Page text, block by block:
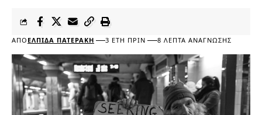
ΑΠΌ ΕΛΠΊΔΑ ΠΑΤΕΡΆΚΗ 3 ΈΤΗ ΠΡΙΝ 8 ΛΕΠΤΆ ΑΝΆΓΝΩΣΗΣ